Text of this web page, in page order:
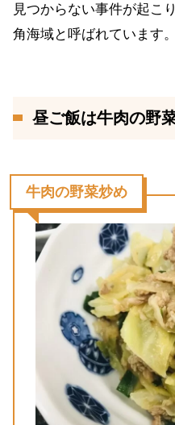
見つからない事件が起こ
角海域と呼ばれています。
昼ご飯は牛肉の野
牛肉の野菜炒め